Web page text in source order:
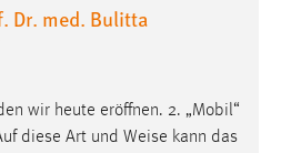
Dr. med. Bulitta
wir heute eröffnen. 2. „Mobil“
diese Art und Weise kann das